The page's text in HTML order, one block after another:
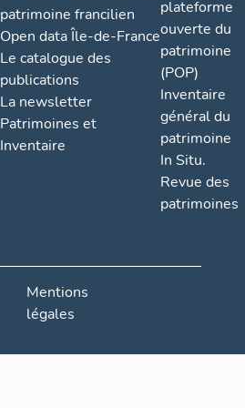
patrimoine francilien
Open data Île-de-France
Le catalogue des
publications
La newsletter
Patrimoines et
Inventaire
plateforme
ouverte du
patrimoine
(POP)
Inventaire
général du
patrimoine
In Situ.
Revue des
patrimoines
Mentions
légales